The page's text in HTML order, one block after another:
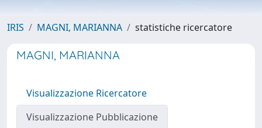
IRIS MAGNI, MARIANNA statistiche ricercatore
MAGNI, MARIANNA
Visualizzazione Ricercatore
Visualizzazione Pubblicazione